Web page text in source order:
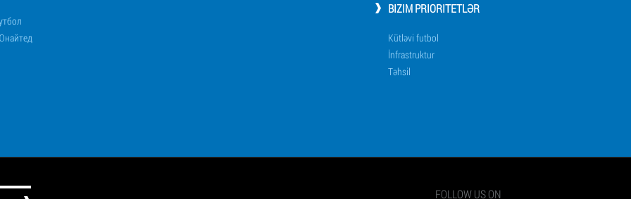
BIZIM PRIORITETLƏR
Kütləvi futbol
İnfrastruktur
Təhsil
FOLLOW US ON